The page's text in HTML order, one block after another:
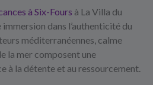
à Six-Fours à La Villa du
immersion dans l’authenticité du
méditerranéennes, calme
la mer composent une
à la détente et au ressourcement.